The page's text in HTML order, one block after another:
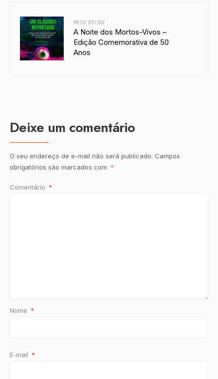
NEXT STORY
A Noite dos Mortos-Vivos –
Edição Comemorativa de 50
Anos
Deixe um comentário
O seu endereço de e-mail não será publicado. Campos
obrigatórios são marcados com *
Comentário *
Nome *
E-mail *